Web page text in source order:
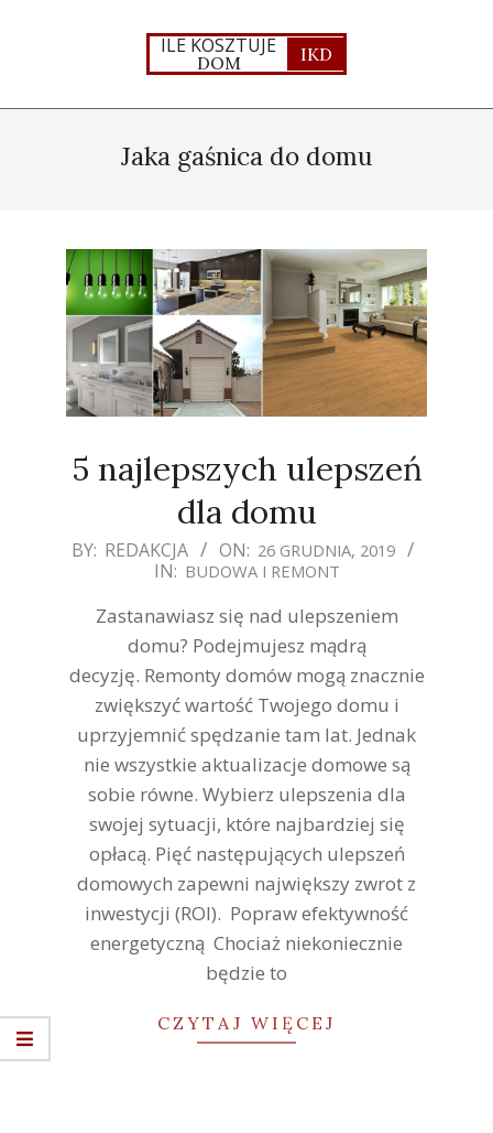
ILE KOSZTUJE
DOM IKD
Jaka gaśnica do domu
5 najlepszych ulepszeń
dla domu
2019-
BY: REDAKCJA ON: 26 GRUDNIA, 2019
IN: BUDOWA I REMONT
Zastanawiasz się nad ulepszeniem
domu? Podejmujesz mądrą
decyzję. Remonty domów mogą znacznie
zwiększyć wartość Twojego domu i
uprzyjemnić spędzanie tam lat. Jednak
nie wszystkie aktualizacje domowe są
sobie równe. Wybierz ulepszenia dla
swojej sytuacji, które najbardziej się
opłacą. Pięć następujących ulepszeń
domowych zapewni największy zwrot z
inwestycji (ROI). Popraw efektywność
energetyczną Chociaż niekoniecznie
będzie to
CZYTAJ WIĘCEJ